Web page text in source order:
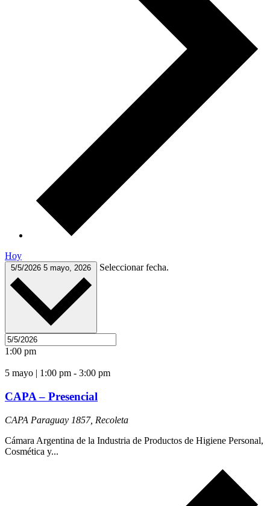
Hoy
5/5/2026 5 mayo, 2026 Seleccionar fecha.
1:00 pm
5 mayo | 1:00 pm - 3:00 pm
CAPA – Presencial
CAPA Paraguay 1857, Recoleta
Cámara Argentina de la Industria de Productos de Higiene Personal,
Cosmética y...